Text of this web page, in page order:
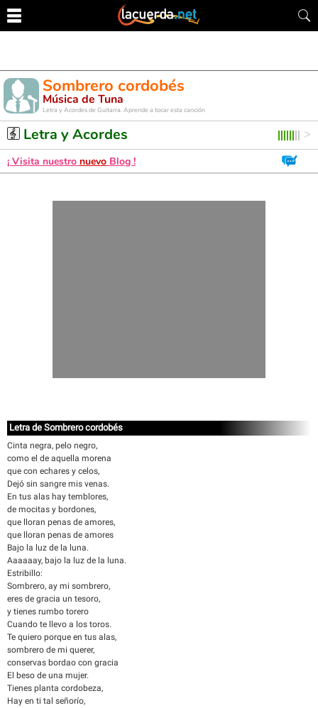
Sombrero cordobés
Música de Tuna
Letra y Acordes de Guitarra. Aprende a tocar esta canción
Letra y Acordes
¡ Visita nuestro nuevo Blog !
Letra de Sombrero cordobés
Cinta negra, pelo negro,
como el de aquella morena
que con echares y celos,
Dejó sin sangre mis venas.
En tus alas hay temblores,
de mocitas y bordones,
que lloran penas de amores,
que lloran penas de amores
Bajo la luz de la luna.
Aaaaaay, bajo la luz de la luna.
Estribillo:
Sombrero, ay mi sombrero,
eres de gracia un tesoro,
y tienes rumbo torero
Cuando te llevo a los toros.
Te quiero porque en tus alas,
sombrero de mi querer,
conservas bordao con gracia
El beso de una mujer.
Tienes planta cordobeza,
Hay en ti tal señorío,